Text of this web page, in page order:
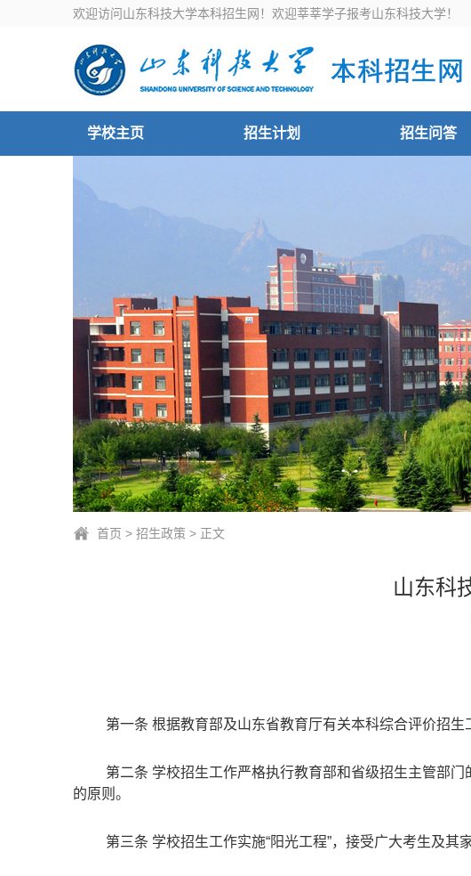
欢迎访问山东科技大学本科招生网！欢迎莘莘学子报考山东科技大学！
学校主页 招生计划 招生问答
首页 > 招生政策 > 正文
山东科
第一条 根据教育部及山东省教育厅有关本科综合评价招
第二条 学校招生工作严格执行教育部和省级招生主管部
的原则。
第三条 学校招生工作实施“阳光工程”，接受广大考生及其